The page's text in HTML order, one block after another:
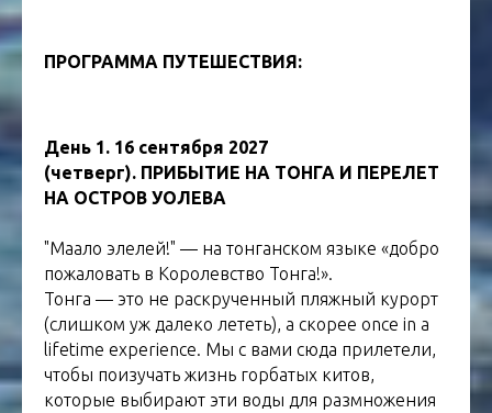
ПРОГРАММА ПУТЕШЕСТВИЯ:
День 1. 16 сентября 2027
(четверг). ПРИБЫТИЕ НА ТОНГА И ПЕРЕЛЕТ
НА ОСТРОВ УОЛЕВА
"Маало элелей!" — на тонганском языке «добро
пожаловать в Королевство Тонга!».
Тонга — это не раскрученный пляжный курорт
(слишком уж далеко лететь), а скорее once in a
lifetime experience. Мы с вами сюда прилетели,
чтобы поизучать жизнь горбатых китов,
которые выбирают эти воды для размножения